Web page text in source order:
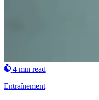
4 min read
Entraînement